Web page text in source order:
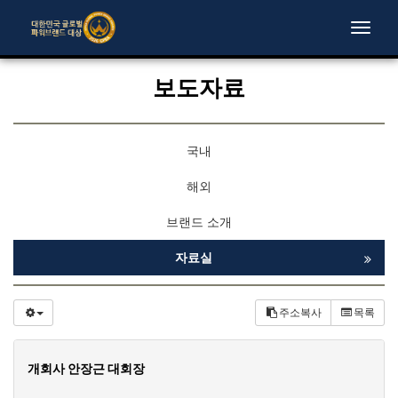
Toggle
보도자료
국내
해외
브랜드 소개
자료실
주소복사 목록
개회사 안장근 대회장